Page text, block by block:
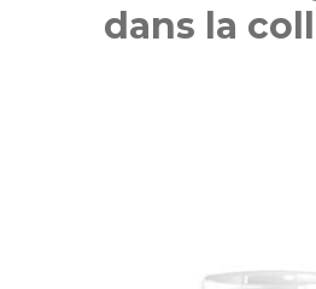
dans la